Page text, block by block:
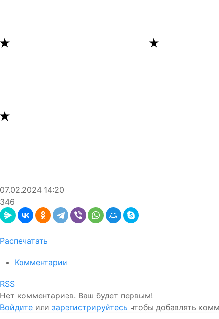
07.02.2024 14:20
346
Распечатать
Комментарии
RSS
Нет комментариев. Ваш будет первым!
Войдите или зарегистрируйтесь чтобы добавлять